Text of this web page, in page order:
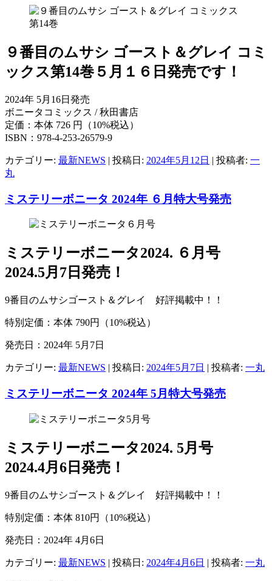
９番目のムサシ ゴースト＆グレイ コミ
ックス第14巻５月１６日発売です！
2024年 5月16日発売
ボニータコミックス / 秋田書店
定価：本体 726 円（10%税込）
ISBN：978-4-253-26579-9
カテゴリー: 最新NEWS | 投稿日: 2024年5月12日 | 投稿者: 一
丸
ミステリーボニータ 2024年 ６月特大号発売
ミステリーボニータ2024. ６月号
2024.5月7日発売！
9番目のムサシゴースト＆グレイ 好評掲載中！！
特別定価：本体 790円（10%税込）
発売日：2024年 5月7日
カテゴリー: 最新NEWS | 投稿日: 2024年5月7日 | 投稿者: 一丸
ミステリーボニータ 2024年 5月特大号発売
ミステリーボニータ2024. 5月号
2024.4月6日発売！
9番目のムサシゴースト＆グレイ 好評掲載中！！
特別定価：本体 810円（10%税込）
発売日：2024年 4月6日
カテゴリー: 最新NEWS | 投稿日: 2024年4月6日 | 投稿者: 一丸